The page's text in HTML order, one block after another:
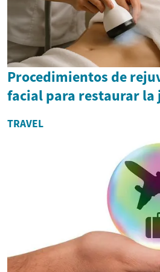
Procedimientos de
facial para restaurar la
TRAVEL